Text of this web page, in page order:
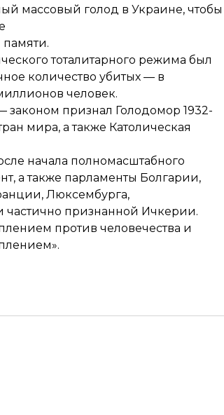
массовый голод в Украине, чтобы
тоталитарного режима был
количество убитых — в
человек.
законом признал Голодомор 1932-
мира, а также Католическая
начала полномасштабного
, а также парламенты Болгарии,
, Люксембурга,
частично признанной Ичкерии.
против человечества и